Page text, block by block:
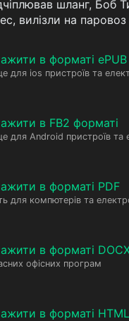
шланг, Боб
вилізли на паровоз
в форматі ePUB
для ios пристроїв та
в FB2 форматі
для Android пристроїв та
в форматі PDF
для компютерів та
в форматі
офісних програм
в форматі HTML